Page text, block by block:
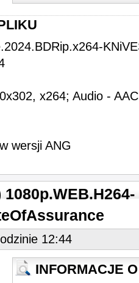
x264; Audio - AAC
wersji ANG
12:44
INFORMACJE